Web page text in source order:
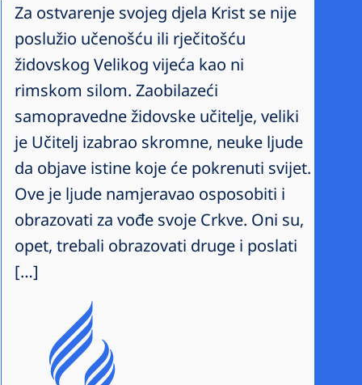
Za ostvarenje svojeg djela Krist se nije
poslužio učenošću ili rječitošću
židovskog Velikog vijeća kao ni
rimskom silom. Zaobilazeći
samopravedne židovske učitelje, veliki
je Učitelj izabrao skromne, neuke ljude
da objave istine koje će pokrenuti svijet.
Ove je ljude namjeravao osposobiti i
obrazovati za vođe svoje Crkve. Oni su,
opet, trebali obrazovati druge i poslati
[…]